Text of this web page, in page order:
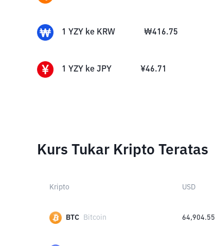
1 YZY ke KRW ₩416.75
1 YZY ke JPY ¥46.71
Kurs Tukar Kripto Teratas
Kripto USD
BTC Bitcoin 64,904.55